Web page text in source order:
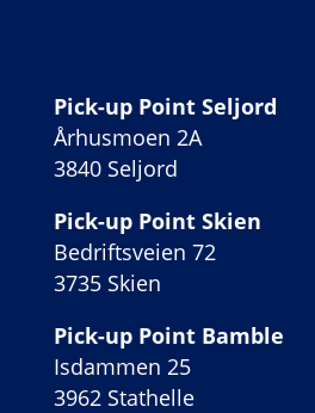
Pick-up Point Seljord
Århusmoen 2A
3840 Seljord
Pick-up Point Skien
Bedriftsveien 72
3735 Skien
Pick-up Point Bamble
Isdammen 25
3962 Stathelle